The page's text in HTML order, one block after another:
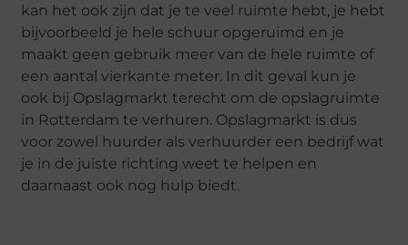
kan het ook zijn dat je te veel ruimte hebt, je hebt
bijvoorbeeld je hele schuur opgeruimd en je
maakt geen gebruik meer van de hele ruimte of
een aantal vierkante meter. In dit geval kun je
ook bij Opslagmarkt terecht om de opslagruimte
in Rotterdam te verhuren. Opslagmarkt is dus
voor zowel huurder als verhuurder een bedrijf wat
je in de juiste richting weet te helpen en
daarnaast ook nog hulp biedt.